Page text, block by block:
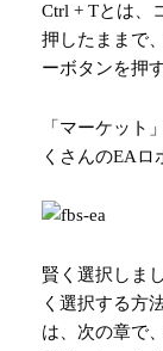
Ctrl + Tとは、
押したままで
ーボタンを押
「マーケット
くさんのEAロ
賢く選択しま
く選択する方
は、次の章で